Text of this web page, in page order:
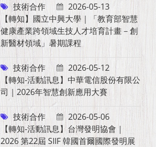
技術合作
2026-05-13
【轉知】國立中興大學｜「教育部智慧
健康產業跨領域生技人才培育計畫－創
新醫材領域」暑期課程
技術合作
2026-05-12
【轉知-活動訊息】中華電信股份有限公
司｜2026年智慧創新應用大賽
技術合作
2026-05-06
【轉知-活動訊息】台灣發明協會｜
2026 第22屆 SIIF 韓國首爾國際發明展